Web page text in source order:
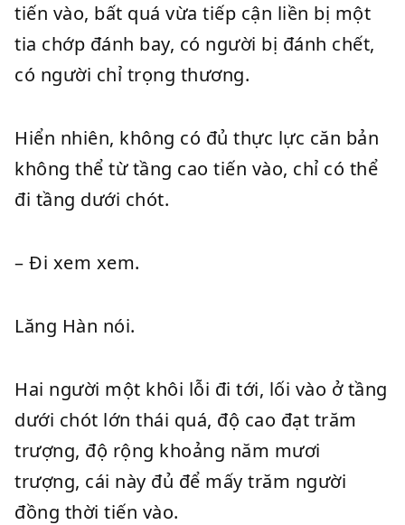
tiến vào, bất quá vừa tiếp cận liền bị một
tia chớp đánh bay, có người bị đánh chết,
có người chỉ trọng thương.
Hiển nhiên, không có đủ thực lực căn bản
không thể từ tầng cao tiến vào, chỉ có thể
đi tầng dưới chót.
– Đi xem xem.
Lăng Hàn nói.
Hai người một khôi lỗi đi tới, lối vào ở tầng
dưới chót lớn thái quá, độ cao đạt trăm
trượng, độ rộng khoảng năm mươi
trượng, cái này đủ để mấy trăm người
đồng thời tiến vào.